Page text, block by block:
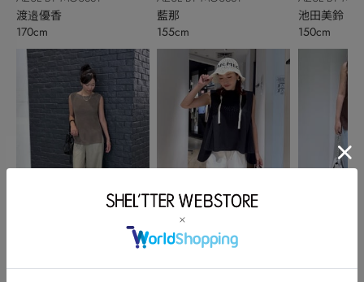
渡邉優香
170cm
160cm
藍那
155cm
AZUL BY MOUSSY
161cm
池田美鈴
150cm
156cm